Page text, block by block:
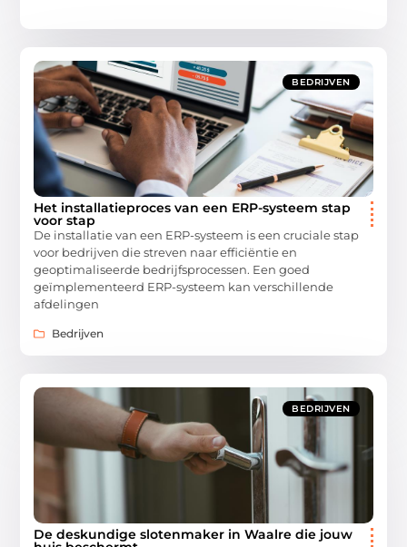
BEDRIJVEN
Het installatieproces van een ERP-systeem stap
voor stap
De installatie van een ERP-systeem is een cruciale stap
voor bedrijven die streven naar efficiëntie en
geoptimaliseerde bedrijfsprocessen. Een goed
geïmplementeerd ERP-systeem kan verschillende
afdelingen
Bedrijven
BEDRIJVEN
De deskundige slotenmaker in Waalre die jouw